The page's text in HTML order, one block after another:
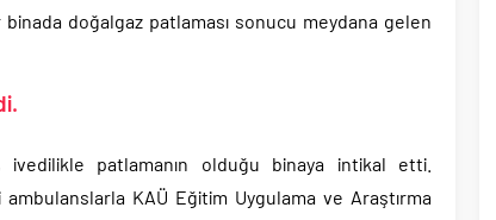
doğalgaz patlaması sonucu meydana gelen
patlamanın olduğu binaya intikal etti.
KAÜ Eğitim Uygulama ve Araştırma